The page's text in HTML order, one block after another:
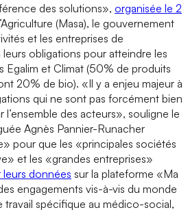
des solutions», organisée le 2
(Masa), le gouvernement
et les entreprises de
obligations pour atteindre les
Egalim et Climat (50% de produits
20% de bio). «Il y a enjeu majeur à
qui ne sont pas forcément bien
des acteurs», souligne le
Agnès Pannier-Runacher
pour que les «principales sociétés
et les «grandes entreprises»
leurs données sur la plateforme «Ma
engagements vis-à-vis du monde
travail spécifique au médico-social,